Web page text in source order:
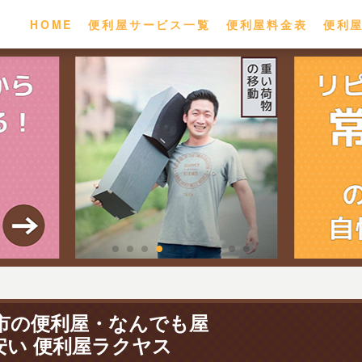
HOME 便利屋サービス一覧 便利屋料金表 便利
の便利屋・なんでも屋
い 便利屋ラクヤス